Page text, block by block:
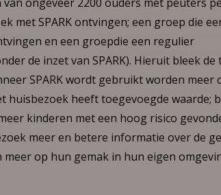
met SPARK ontvingen; een groep die
en een groepdie een regulier
de inzet van SPARK). Hieruit bleek de
SPARK wordt gebruikt worden meer
huisbezoek heeft toegevoegde waarde;
kinderen met een hoog risico
meer en betere informatie over de
op hun gemak in hun eigen